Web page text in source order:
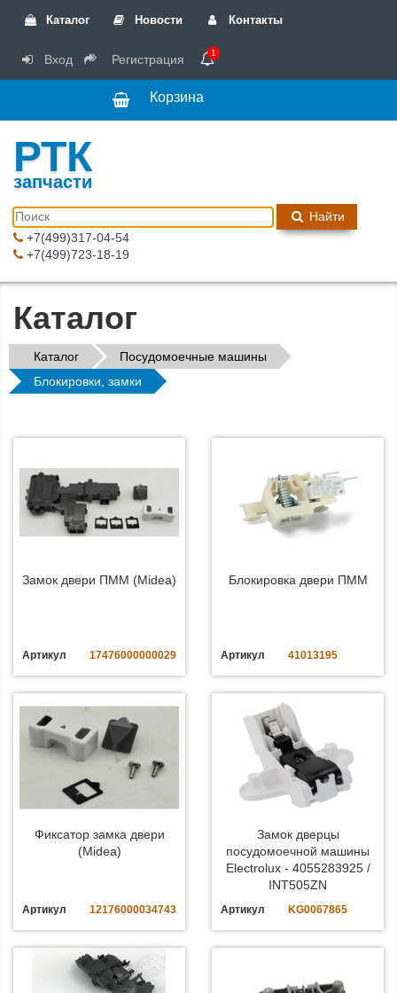
Каталог Новости Контакты
Вход Регистрация 1
Корзина
РТК
запчасти
Найти
+7(499)317-04-54
+7(499)723-18-19
Каталог
Каталог
Посудомоечные машины
Блокировки, замки
Замок двери ПММ (Midea)
Артикул 17476000000029
Блокировка двери ПММ
Артикул 41013195
Фиксатор замка двери
(Midea)
Артикул 12176000034743
Замок дверцы
посудомоечной машины
Electrolux - 4055283925 /
INT505ZN
Артикул KG0067865